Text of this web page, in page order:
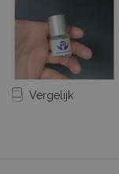
Vergelijk